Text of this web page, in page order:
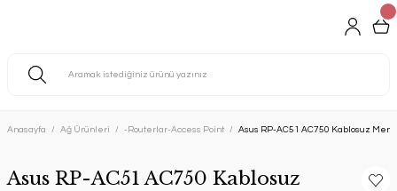
Anasayfa Ağ Ürünleri -Routerlar-Access Point Asus RP-AC51 AC750 Kablosuz
Asus RP-AC51 AC750 Kablosuz